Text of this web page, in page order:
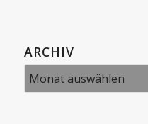
ARCHIV